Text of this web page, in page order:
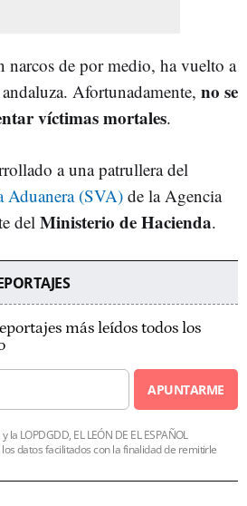
narcos de por medio, ha vuelto a
Afortunadamente, no se
víctimas mortales.
a una patrullera del
Aduanera (SVA) de la Agencia
del Ministerio de Hacienda.
más leídos todos los
APUNTARME
LOPDGDD, EL LEÓN DE EL ESPAÑOL
los datos facilitados con la finalidad de remitirle